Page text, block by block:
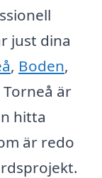
just dina
, Boden,
Torneå är
hitta
är redo